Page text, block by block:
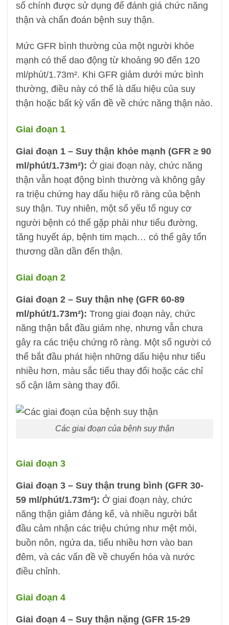
số chính được sử dụng để đánh giá chức năng
thận và chẩn đoán bệnh suy thận.
Mức GFR bình thường của một người khỏe
mạnh có thể dao động từ khoảng 90 đến 120
ml/phút/1.73m². Khi GFR giảm dưới mức bình
thường, điều này có thể là dấu hiệu của suy
thận hoặc bất kỳ vấn đề về chức năng thận nào.
Giai đoạn 1
Giai đoạn 1 – Suy thận khỏe mạnh (GFR ≥ 90
ml/phút/1.73m²): Ở giai đoạn này, chức năng
thận vẫn hoạt động bình thường và không gây
ra triệu chứng hay dấu hiệu rõ ràng của bệnh
suy thận. Tuy nhiên, một số yếu tố nguy cơ
người bệnh có thể gặp phải như tiểu đường,
tăng huyết áp, bệnh tim mạch… có thể gây tổn
thương dần dần đến thận.
Giai đoạn 2
Giai đoạn 2 – Suy thận nhẹ (GFR 60-89
ml/phút/1.73m²): Trong giai đoạn này, chức
năng thận bắt đầu giảm nhẹ, nhưng vẫn chưa
gây ra các triệu chứng rõ ràng. Một số người có
thể bắt đầu phát hiện những dấu hiệu như tiểu
nhiều hơn, màu sắc tiểu thay đổi hoặc các chỉ
số cận lâm sàng thay đổi.
Các giai đoạn của bệnh suy thận
Giai đoạn 3
Giai đoạn 3 – Suy thận trung bình (GFR 30-
59 ml/phút/1.73m²): Ở giai đoạn này, chức
năng thận giảm đáng kể, và nhiều người bắt
đầu cảm nhận các triệu chứng như mệt mỏi,
buồn nôn, ngứa da, tiểu nhiều hơn vào ban
đêm, và các vấn đề về chuyển hóa và nước
điều chỉnh.
Giai đoạn 4
Giai đoạn 4 – Suy thận nặng (GFR 15-29